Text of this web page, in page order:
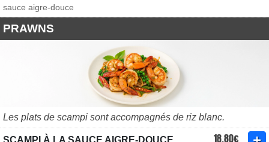
sauce aigre-douce
PRAWNS
Les plats de scampi sont accompagnés de riz blanc.
SCAMPI À LA SAUCE AIGRE-DOUCE 18,80€